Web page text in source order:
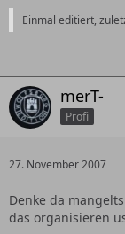
Einmal editiert,
merT-
Profi
27. November 2007
Denke da
das organisieren